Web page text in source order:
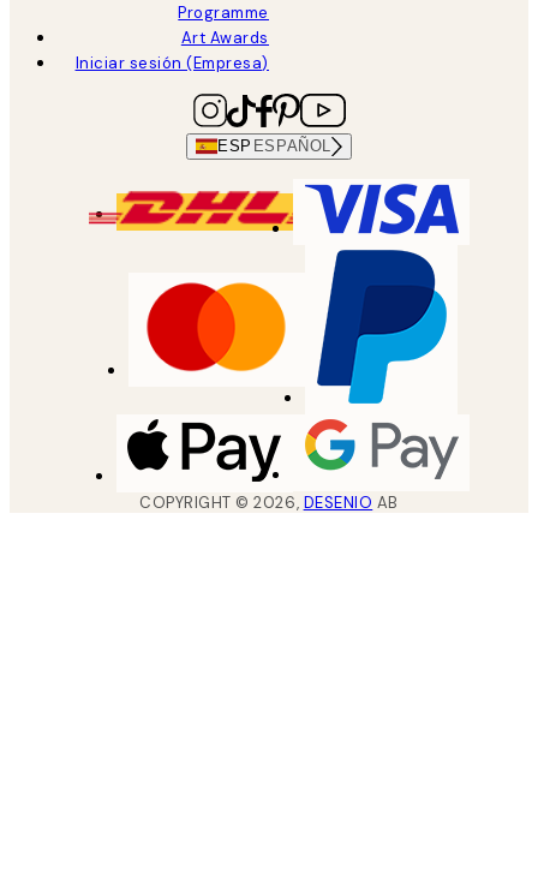
Programme
Art Awards
Iniciar sesión (Empresa)
ESP ESPAÑOL
COPYRIGHT ©2026, DESENIO AB